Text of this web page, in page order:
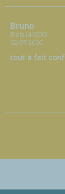
Bruno
Blois (41000)
02/07/2026
tout à fait